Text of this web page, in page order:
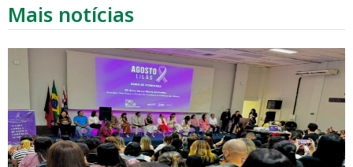
Mais notícias